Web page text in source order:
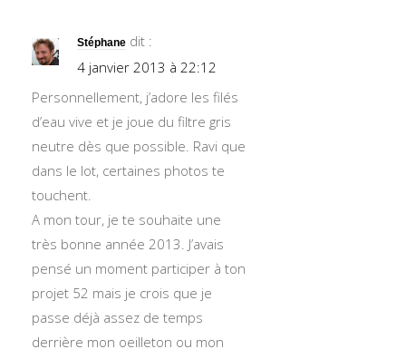
Stéphane dit :
4 janvier 2013 à 22:12
Personnellement, j’adore les filés
d’eau vive et je joue du filtre gris
neutre dès que possible. Ravi que
dans le lot, certaines photos te
touchent.
A mon tour, je te souhaite une
très bonne année 2013. J’avais
pensé un moment participer à ton
projet 52 mais je crois que je
passe déjà assez de temps
derrière mon oeilleton ou mon